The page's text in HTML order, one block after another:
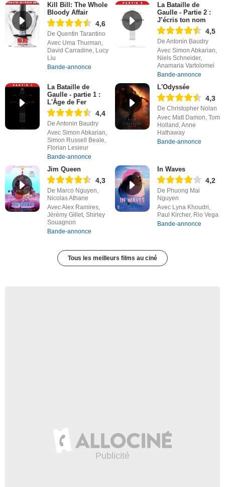
Kill Bill: The Whole
Bloody Affair
4,6
De Quentin Tarantino
Avec Uma Thurman,
David Carradine, Lucy
Liu
Bande-annonce
La Bataille de
Gaulle - Partie 2 :
J’écris ton nom
4,5
De Antonin Baudry
Avec Simon Abkarian,
Niels Schneider,
Anamaria Vartolomei
Bande-annonce
La Bataille de
Gaulle - partie 1 :
L'Âge de Fer
4,4
De Antonin Baudry
Avec Simon Abkarian,
Simon Russell Beale,
Florian Lesieur
Bande-annonce
L'Odyssée
4,3
De Christopher Nolan
Avec Matt Damon, Tom
Holland, Anne
Hathaway
Bande-annonce
Jim Queen
4,3
De Marco Nguyen,
Nicolas Athane
Avec Alex Ramires,
Jérémy Gillet, Shirley
Souagnon
Bande-annonce
In Waves
4,2
De Phuong Mai
Nguyen
Avec Lyna Khoudri,
Paul Kircher, Rio Vega
Bande-annonce
Tous les meilleurs films au ciné